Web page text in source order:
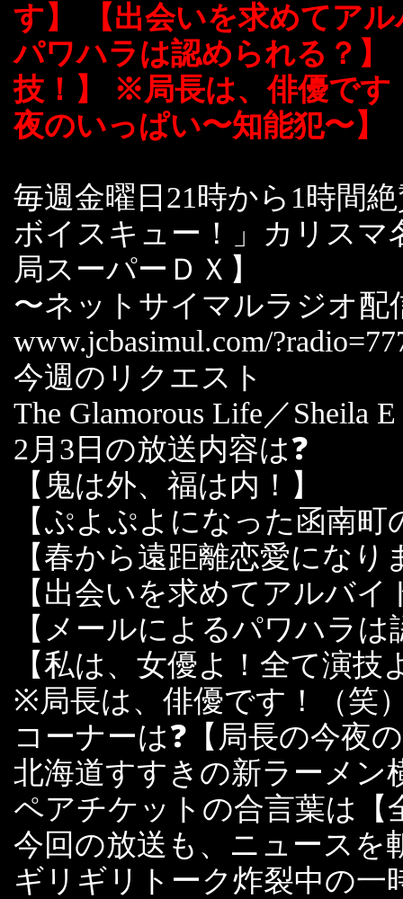
す】 【出会いを求めてア
パワハラは認められる？】
技！】 ※局長は、俳優です
夜のいっぱい〜知能犯〜】
毎週金曜日21時から1時間
ボイスキュー！」カリスマ
局スーパーＤＸ】
〜ネットサイマルラジオ配
www.jcbasimul.com/
今週のリクエスト
The Glamorous Life／Sheila E
2月3日の放送内容は❓
【鬼は外、福は内！】
【ぷよぷよになった函南
【春から遠距離恋愛になり
【出会いを求めてアルバイ
【メールによるパワハラ
【私は、女優よ！全て演技
※局長は、俳優です！（笑
コーナーは❓【局長の今夜
北海道すすきの新ラーメン
ペアチケットの合言葉は【
今回の放送も、ニュースを
ギリギリトーク炸裂中の一